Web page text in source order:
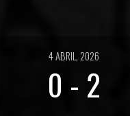
4 ABRIL, 2026
0 - 2